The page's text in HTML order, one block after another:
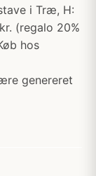
i Træ, H:
(regalo 20%
hos
genereret